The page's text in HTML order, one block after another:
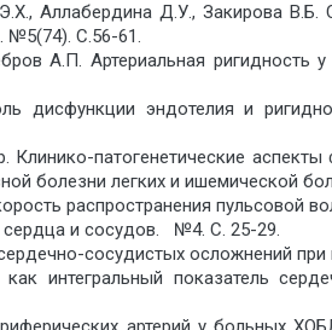
Аллабердина Д.У., Закирова
№5(74). С.56-61.
А.П. Артериальная
эндотелия и
патогенетические
болезни легких и ишемической
распространения
сердца и сосудов. №4. С. 25-29.
сосудистых осложнений
интегральный показатель